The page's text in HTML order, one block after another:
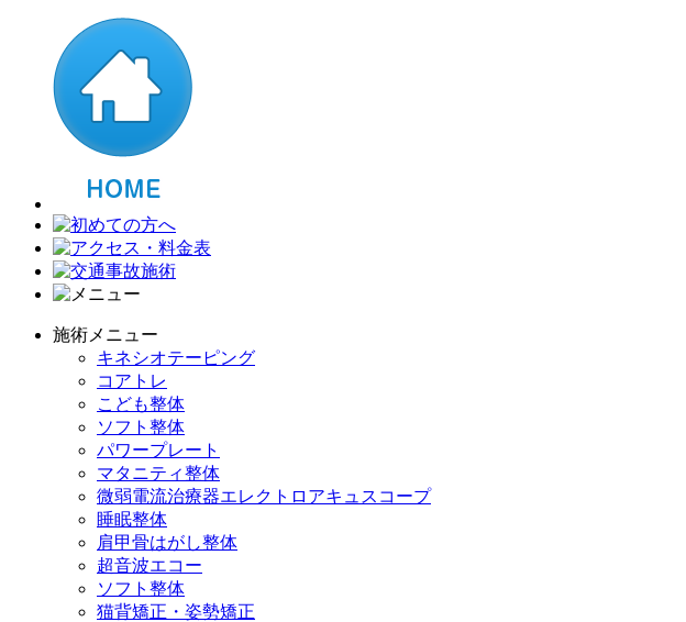
施術メニュー
キネシオテーピング
コアトレ
こども整体
ソフト整体
パワープレート
マタニティ整体
微弱電流治療器エレクトロアキュスコープ
睡眠整体
肩甲骨はがし整体
超音波エコー
ソフト整体
猫背矯正・姿勢矯正